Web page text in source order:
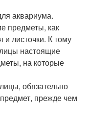
аквариума.
предметы, как
и листочки. К тому
настоящие
на которые
обязательно
прежде чем